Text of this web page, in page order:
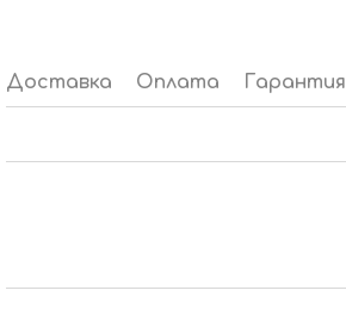
Доставка Оплата Гарантия